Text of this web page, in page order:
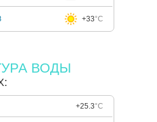
+33°C
ВОДЫ
+25.3°C